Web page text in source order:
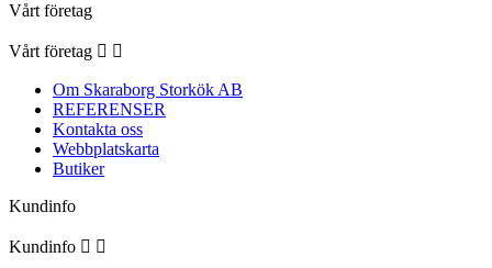
Vårt företag
Vårt företag  
Om Skaraborg Storkök AB
REFERENSER
Kontakta oss
Webbplatskarta
Butiker
Kundinfo
Kundinfo  